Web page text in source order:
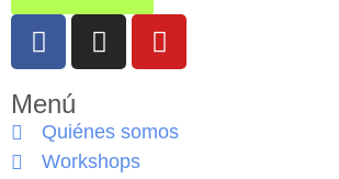
Menú
Quiénes somos
Workshops